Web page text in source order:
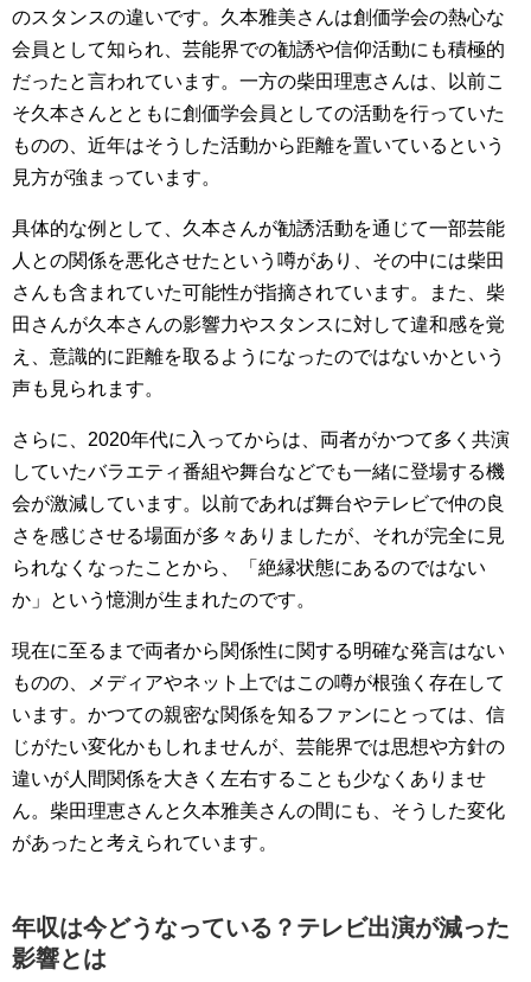
のスタンスの違いです。久本雅美さんは創価学会の熱心な
会員として知られ、芸能界での勧誘や信仰活動にも積極的
だったと言われています。一方の柴田理恵さんは、以前こ
そ久本さんとともに創価学会員としての活動を行っていた
ものの、近年はそうした活動から距離を置いているという
見方が強まっています。
具体的な例として、久本さんが勧誘活動を通じて一部芸能
人との関係を悪化させたという噂があり、その中には柴田
さんも含まれていた可能性が指摘されています。また、柴
田さんが久本さんの影響力やスタンスに対して違和感を覚
え、意識的に距離を取るようになったのではないかという
声も見られます。
さらに、2020年代に入ってからは、両者がかつて多く共演
していたバラエティ番組や舞台などでも一緒に登場する機
会が激減しています。以前であれば舞台やテレビで仲の良
さを感じさせる場面が多々ありましたが、それが完全に見
られなくなったことから、「絶縁状態にあるのではない
か」という憶測が生まれたのです。
現在に至るまで両者から関係性に関する明確な発言はない
ものの、メディアやネット上ではこの噂が根強く存在して
います。かつての親密な関係を知るファンにとっては、信
じがたい変化かもしれませんが、芸能界では思想や方針の
違いが人間関係を大きく左右することも少なくありませ
ん。柴田理恵さんと久本雅美さんの間にも、そうした変化
があったと考えられています。
年収は今どうなっている？テレビ出演が減った
影響とは